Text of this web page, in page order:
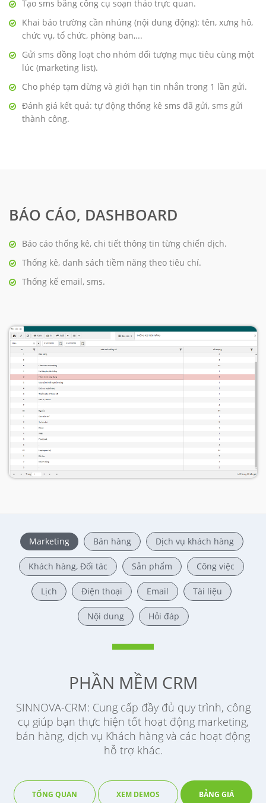
Tạo sms bằng công cụ soạn thảo trực quan.
Khai báo trường cần nhúng (nội dung động): tên, xưng hô,
chức vụ, tổ chức, phòng ban,...
Gửi sms đồng loạt cho nhóm đối tượng mục tiêu cùng một
lúc (marketing list).
Cho phép tạm dừng và giới hạn tin nhắn trong 1 lần gửi.
Đánh giá kết quả: tự động thống kê sms đã gửi, sms gửi
thành công.
BÁO CÁO, DASHBOARD
Báo cáo thống kê, chi tiết thông tin từng chiến dịch.
Thống kê, danh sách tiềm năng theo tiêu chí.
Thống kế email, sms.
Marketing Bán hàng Dịch vụ khách hàng
Khách hàng, Đối tác Sản phẩm Công việc
Lịch Điện thoại Email Tài liệu
Nội dung Hỏi đáp
PHẦN MỀM CRM
SINNOVA-CRM: Cung cấp đầy đủ quy trình, công
cụ giúp bạn thực hiện tốt hoạt động marketing,
bán hàng, dịch vụ Khách hàng và các hoạt động
hỗ trợ khác.
TỔNG QUAN XEM DEMOS BẢNG GIÁ